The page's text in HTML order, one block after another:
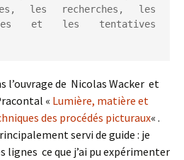
les recherches, les
et les tentatives
l’ouvrage de Nicolas Wacker et
« Lumière, matière et
des procédés picturaux« .
servi de guide : je
lignes ce que j’ai pu expérimenter